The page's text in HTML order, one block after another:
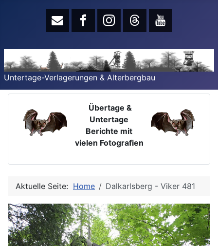
Untertage-Verlagerungen & Alterbergbau
Übertage &
Untertage
Berichte mit
vielen Fotografien
Aktuelle Seite: Home Dalkarlsberg - Viker 481